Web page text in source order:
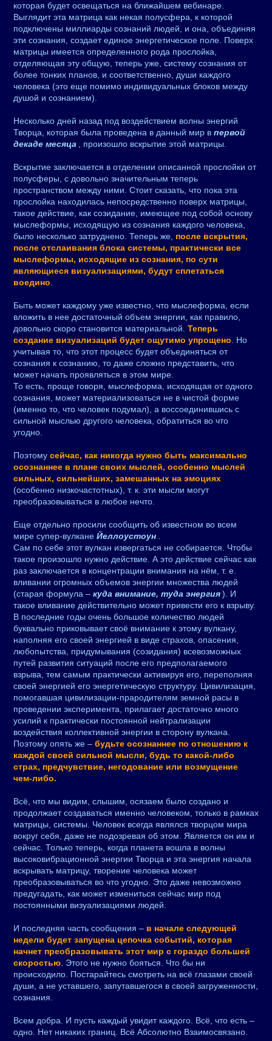
которая будет освещаться на ближайшем вебинаре.
Выглядит эта матрица как некая полусфера, к которой
подключены миллиарды сознаний людей, и она, объединяя
эти сознания, создает единое энергетическое поле. Поверх
матрицы имеется определенного рода прослойка,
отделяющая эту общую, теперь уже, систему сознания от
более тонких планов, и соответственно, души каждого
человека (это еще помимо индивидуальных блоков между
душой и сознанием).
Несколько дней назад под воздействием волны энергий
Творца, которая была проведена в данный мир в первой
декаде месяца
, произошло вскрытие этой матрицы.
Вскрытие заключается в отделении описанной прослойки от
полусферы, с довольно значительным теперь
пространством между ними. Стоит сказать, что пока эта
прослойка находилась непосредственно поверх матрицы,
такое действие, как созидание, имеющее под собой основу
мыслеформы, исходящую из сознания каждого человека,
было несколько затруднено. Теперь же, после вскрытия,
после отслаивания блока системы, практически все
мыслеформы, исходящие из сознания, по сути
являющиеся визуализациями, будут сплетаться
воедино
Быть может каждому уже известно, что мыслеформа, если
вложить в нее достаточный объем энергии, как правило,
довольно скоро становится материальной. Теперь
создание визуализаций будет ощутимо упрощено . Но
учитывая то, что этот процесс будет объединяться от
сознания к сознанию, то даже сложно представить, что
может начать проявляться в этом мире.
То есть, проще говоря, мыслеформа, исходящая от одного
сознания, может материализоваться не в чистой форме
(именно то, что человек подумал), а воссоединившись с
сильной мыслью другого человека, обратиться во что
угодно.
Поэтому сейчас, как никогда нужно быть максимально
осознаннее в плане своих мыслей, особенно мыслей
сильных, сильнейших, замешанных на эмоциях
(особенно низкочастотных), т. к. эти мысли могут
преобразовываться в любое нечто.
Еще отдельно просили сообщить об известном во всем
мире супер-вулкане Йеллоустоун
Сам по себе этот вулкан извергаться не собирается. Чтобы
такое произошло нужно действие. А это действие сейчас как
раз заключается в концентрации внимания на нём, т. е.
вливании огромных объемов энергии множества людей
(старая формула – куда внимание, туда энергия). И
такое вливание действительно может привести его к взрыву.
В последние годы очень большое количество людей
буквально приковывает своё внимание к этому вулкану,
наполняя его своей энергией в виде страхов, опасения,
любопытства, придумывания (созидания) всевозможных
путей развития ситуаций после его предполагаемого
взрыва, тем самым практически активируя его, переполняя
своей энергией его энергетическую структуру. Цивилизация,
помогавшая цивилизации-прародителям земной расы в
проведении эксперимента, прилагает достаточно много
усилий к практически постоянной нейтрализации
воздействия коллективной энергии в сторону вулкана.
Поэтому опять же – будьте осознаннее по отношению к
каждой своей сильной мысли, будь то какой-либо
страх, предчувствие, негодование или возмущение
чем-либо.
Всё, что мы видим, слышим, осязаем было создано и
продолжает создаваться именно человеком, только в рамках
матрицы, системы. Человек всегда являлся творцом мира
вокруг себя, даже не подозревая об этом. Является он им и
сейчас. Только теперь, когда планета вошла в волны
высоковибрационной энергии Творца и эта энергия начала
вскрывать матрицу, творение человека может
преобразовываться во что угодно. Это даже невозможно
предугадать, как может измениться сейчас мир под
постоянными визуализациями людей.
И последняя часть сообщения – в начале следующей
недели будет запущена цепочка событий, которая
начнет преобразовывать этот мир с гораздо большей
скоростью . Этого не нужно бояться. Что бы ни
происходило. Постарайтесь смотреть на всё глазами своей
души, а не уставшего, запутавшегося в своей загруженности,
сознания.
Всем добра. И пусть каждый увидит каждого. Всё, что есть –
одно. Нет никаких границ. Всё Абсолютно Взаимосвязано.